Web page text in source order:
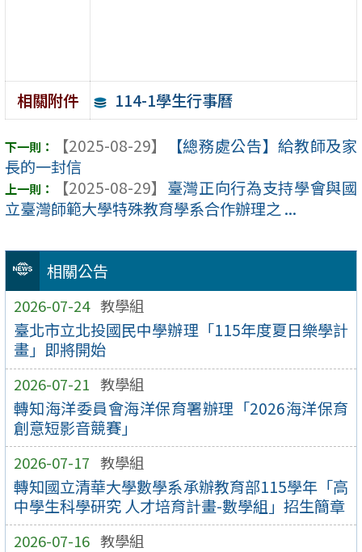
相關公告
2026-07-24 教學組
臺北市立北投國民中學辦理「115年度夏日樂學計
畫」即將開始
2026-07-21 教學組
轉知海洋委員會海洋保育署辦理「2026海洋保育
創意短影音競賽」
2026-07-17 教學組
轉知國立清華大學數學系承辦教育部115學年「高
中學生科學研究 人才培育計畫-數學組」招生簡章
2026-07-16 教學組
相關附件 114-1學生行事曆
【2025-08-29】
【總務處公告】給教師及家
長的一封信
【2025-08-29】 臺灣正向行為支持學會與國
立臺灣師範大學特殊教育學系合作辦理之 ...